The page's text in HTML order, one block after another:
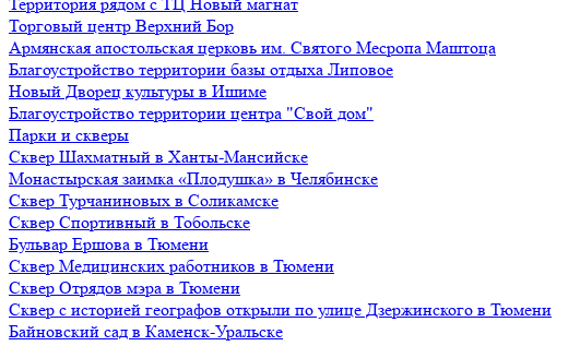
Торговый центр Верхний Бор
Армянская апостольская церковь им. Святого Месропа Маштоца
Благоустройство территории базы отдыха Липовое
Нoвый Двoрeц культуры в Ишимe
Благоустройство территории центра "Свой дом"
Парки и скверы
Сквер Шахматный в Ханты-Мансийске
Монастырская заимка «Плодушка» в Челябинске
Сквер Турчаниновых в Соликамске
Сквер Спортивный в Тобольске
Бульвар Ершова в Тюмени
Сквер Медицинских работников в Тюмени
Сквер Отрядов мэра в Тюмени
Сквер с историей географов открыли по улице Дзержинского в Тюмени
Байновский сад в Каменск-Уральске